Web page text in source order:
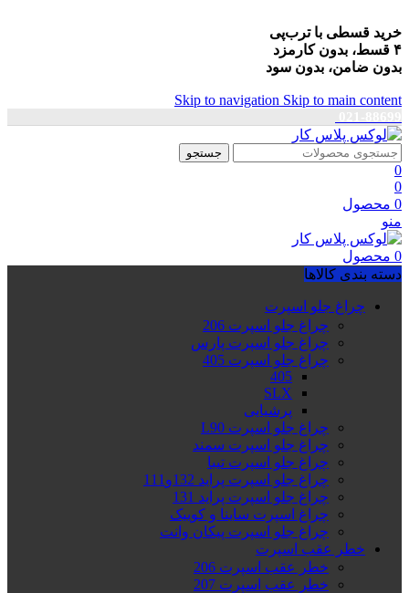
خرید قسطی با ترب‌پی
۴ قسط، بدون کارمزد
بدون ضامن، بدون سود
Skip to navigation Skip to main content
جستجو
0
0
0 محصول
منو
0 محصول
دسته بندی کالاها
چراغ جلو اسپرت
چراغ جلو اسپرت 206
چراغ جلو اسپرت پارس
چراغ جلو اسپرت 405
405
SLX
پرشیایی
چراغ جلو اسپرت L90
چراغ جلو اسپرت سمند
چراغ جلو اسپرت تیبا
چراغ جلو اسپرت پراید 132و111
چراغ جلو اسپرت پراید 131
چراغ اسپرت ساینا و کوییک
چراغ جلو اسپرت پیکان وانت
خطر عقب اسپرت
خطر عقب اسپرت 206
خطر عقب اسپرت 207